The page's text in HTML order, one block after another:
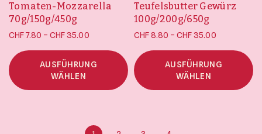
Tomaten-Mozzarella
70g/150g/450g
CHF7.80 – CHF35.00 Preisspanne:
CHF 35.00
AUSFÜHRUNG
WÄHLEN
Teufelsbutter Gewürz
100g/200g/650g
CHF8.80 – CHF35.00
CHF 35.00
AUSFÜHRUNG
WÄHLEN